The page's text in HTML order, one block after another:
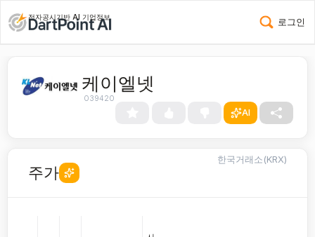
전자공시기반 AI 기업정보 로그인
케이엘넷
039420
AI
주가
한국거래소(KRX)